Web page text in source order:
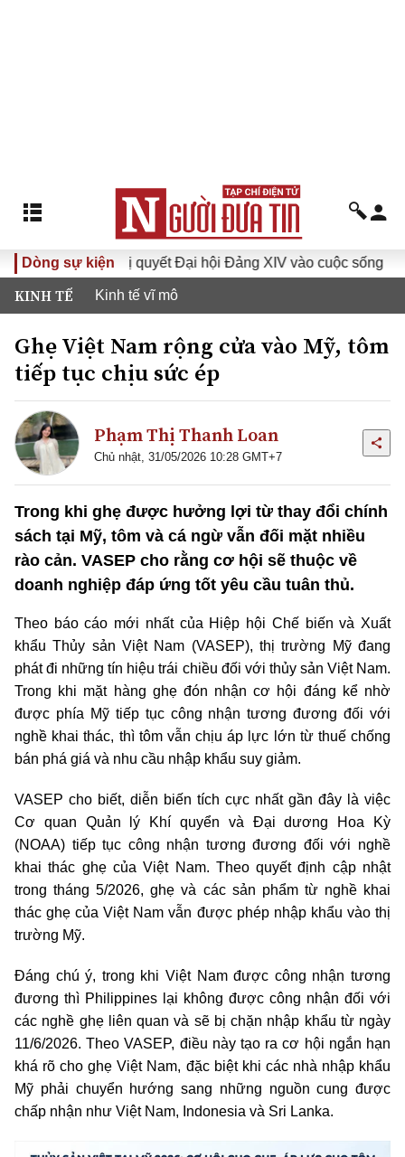
Dòng sự kiện
Đưa Nghị quyết Đại hội Đảng XIV vào cuộc sống
KINH TẾ Kinh tế vĩ mô
Ghẹ Việt Nam rộng cửa vào Mỹ, tôm
tiếp tục chịu sức ép
Phạm Thị Thanh Loan
Chủ nhật, 31/05/2026 10:28 GMT+7
Trong khi ghẹ được hưởng lợi từ thay đổi chính
sách tại Mỹ, tôm và cá ngừ vẫn đối mặt nhiều
rào cản. VASEP cho rằng cơ hội sẽ thuộc về
doanh nghiệp đáp ứng tốt yêu cầu tuân thủ.
Theo báo cáo mới nhất của Hiệp hội Chế biến và Xuất
khẩu Thủy sản Việt Nam (VASEP), thị trường Mỹ đang
phát đi những tín hiệu trái chiều đối với thủy sản Việt Nam.
Trong khi mặt hàng ghẹ đón nhận cơ hội đáng kể nhờ
được phía Mỹ tiếp tục công nhận tương đương đối với
nghề khai thác, thì tôm vẫn chịu áp lực lớn từ thuế chống
bán phá giá và nhu cầu nhập khẩu suy giảm.
VASEP cho biết, diễn biến tích cực nhất gần đây là việc
Cơ quan Quản lý Khí quyển và Đại dương Hoa Kỳ
(NOAA) tiếp tục công nhận tương đương đối với nghề
khai thác ghẹ của Việt Nam. Theo quyết định cập nhật
trong tháng 5/2026, ghẹ và các sản phẩm từ nghề khai
thác ghẹ của Việt Nam vẫn được phép nhập khẩu vào thị
trường Mỹ.
Đáng chú ý, trong khi Việt Nam được công nhận tương
đương thì Philippines lại không được công nhận đối với
các nghề ghẹ liên quan và sẽ bị chặn nhập khẩu từ ngày
11/6/2026. Theo VASEP, điều này tạo ra cơ hội ngắn hạn
khá rõ cho ghẹ Việt Nam, đặc biệt khi các nhà nhập khẩu
Mỹ phải chuyển hướng sang những nguồn cung được
chấp nhận như Việt Nam, Indonesia và Sri Lanka.